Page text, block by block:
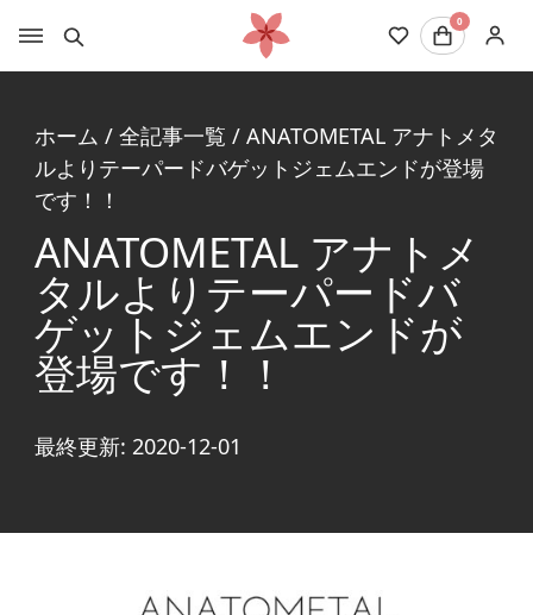
0
ホーム / 全記事一覧 / ANATOMETAL アナトメタ
ルよりテーパードバゲットジェムエンドが登場
です！！
ANATOMETAL アナトメ
タルよりテーパードバ
ゲットジェムエンドが
登場です！！
最終更新: 2020-12-01